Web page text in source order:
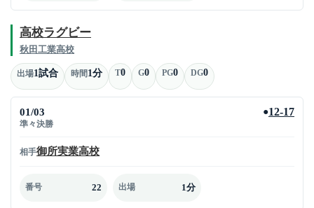
高校ラグビー
秋田工業高校
出場1試合 時間1分 T0 G0 PG0 DG0
01/03
準々決勝
●12-17
相手御所実業高校
番号 22 出場 1分